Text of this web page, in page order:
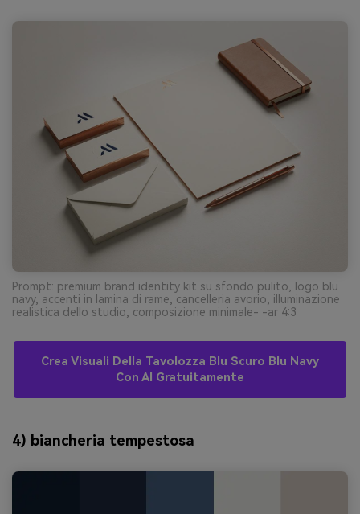
Prompt: premium brand identity kit su sfondo pulito, logo blu
navy, accenti in lamina di rame, cancelleria avorio, illuminazione
realistica dello studio, composizione minimale- -ar 4:3
Crea Visuali Della Tavolozza Blu Scuro Blu Navy
Con AI Gratuitamente
4) biancheria tempestosa